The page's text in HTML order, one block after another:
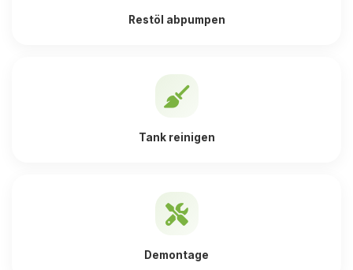
Restöl abpumpen
Tank reinigen
Demontage